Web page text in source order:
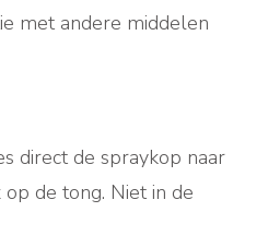
met andere middelen
direct de spraykop naar
de tong. Niet in de